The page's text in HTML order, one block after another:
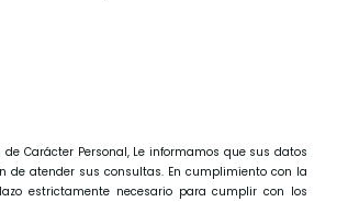
Carácter Personal, Le informamos que sus datos
de atender sus consultas. En cumplimiento con la
estrictamente necesario para cumplir con los